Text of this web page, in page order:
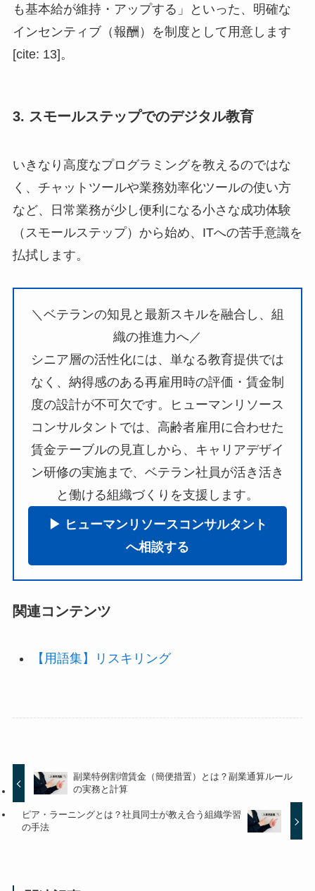
も基本給が維持・アップする」といった、明確な
インセンティブ（報酬）を制度として用意します
[cite: 13]。
3. スモールステップでのデジタル教育
いきなり高度なプログラミングを教えるのではな
く、チャットツールや業務効率化ツールの使い方
など、日常業務が少し便利になる小さな成功体験
（スモールステップ）から始め、ITへの苦手意識を
払拭します。
＼ベテランの知見と最新スキルを融合し、組
織の推進力へ／
シニア層の活性化には、単なる教育提供では
なく、納得感のある再雇用時の評価・賃金制
度の設計が不可欠です。ヒューマンリソース
コンサルタントでは、高齢者雇用に合わせた
賃金テーブルの見直しから、キャリアデザイ
ン研修の実施まで、ベテラン社員が活き活き
と働ける組織づくりを支援します。
▶︎ ヒューマンリソースコンサルタント
へ相談する
関連コンテンツ
【用語集】リスキリング
副業特例割増賃金（簡便措置）とは？副業通算ルール
の実務と計算
ピア・ラーニングとは？社員同士が教え合う組織学習
の手法